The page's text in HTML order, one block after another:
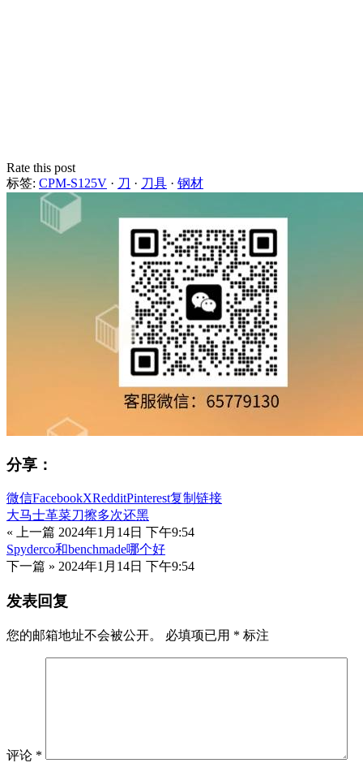
Rate this post
标签: CPM-S125V · 刀 · 刀具 · 钢材
分享：
微信FacebookXRedditPinterest复制链接
大马士革菜刀擦多次还黑
« 上一篇 2024年1月14日 下午9:54
Spyderco和benchmade哪个好
下一篇 » 2024年1月14日 下午9:54
发表回复
您的邮箱地址不会被公开。 必填项已用 * 标注
评论 *